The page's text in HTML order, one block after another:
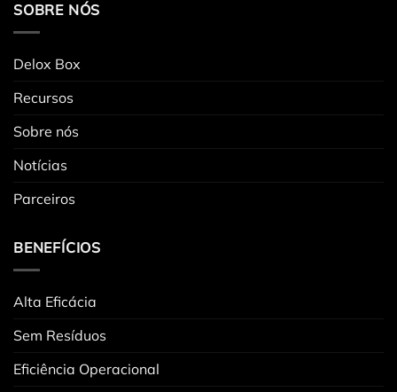
SOBRE NÓS
Delox Box
Recursos
Sobre nós
Notícias
Parceiros
BENEFÍCIOS
Alta Eficácia
Sem Resíduos
Eficiência Operacional